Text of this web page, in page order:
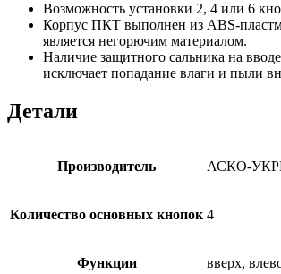
Возможность установки 2, 4 или 6
Корпус ПКТ выполнен из ABS-
является негорючим материалом.
Наличие защитного сальника на
исключает попадание влаги и пыли
Детали
Производитель АСКО-
Количество основных кнопок 4
Функции вверх,